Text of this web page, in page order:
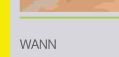
WANN